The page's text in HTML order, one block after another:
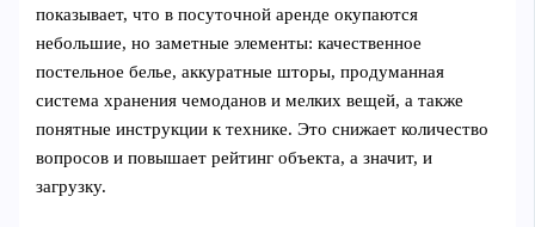
показывает, что в посуточной аренде окупаются
небольшие, но заметные элементы: качественное
постельное белье, аккуратные шторы, продуманная
система хранения чемоданов и мелких вещей, а также
понятные инструкции к технике. Это снижает количество
вопросов и повышает рейтинг объекта, а значит, и
загрузку.